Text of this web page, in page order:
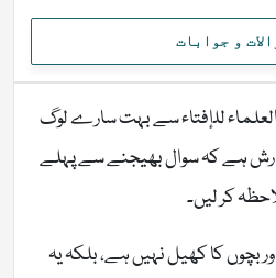
و جوابات
للإفتاء سے بہت سارے لوگ
ہے کہ سوال بھیجنے سے پہلے
کر لیں۔
بچوں کا کھیل نہیں ہے، بلکہ یہ